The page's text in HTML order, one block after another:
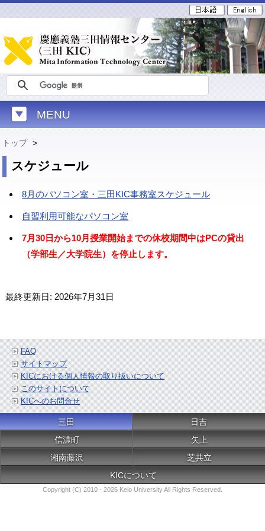
MENU
トップ >
スケジュール
8月のパソコン室・三田KIC事務室スケジュール
自習利用可能なパソコン室
7月30日から10月授業開始までの休校期間中はPCの貸出
（学部生／大学院生）を停止します。
最終更新日: 2026年7月31日
FAQ
サイトマップ
KICにおける個人情報の取り扱いについて
このサイトについて
KICへのお問合せ
三田
日吉
信濃町
矢上
湘南藤沢
芝共立
KICについて
Copyright (C) 2010 - 2026 Keio University All Rights Reserved.